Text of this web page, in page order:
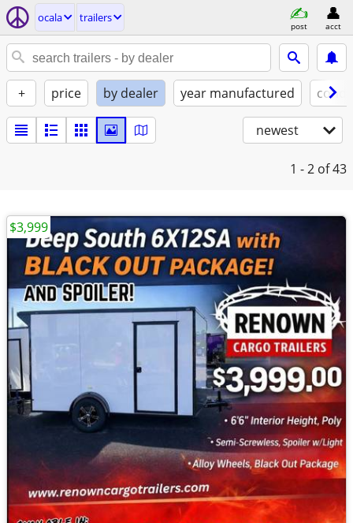
ocala trailers
post acct
+ price by dealer year manufactured
newest
1 - 2 of 43
$3,999